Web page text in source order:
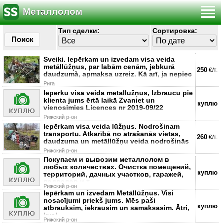
Металлолом
Поиск
Тип сделки: Сортировка:
Sveiki. Iepērkam un izvedam visa veida
metāllūžņus, par labām cenām, jebkurā
daudzumà, apmaksa uzreiz. Kā arī, ja nepiec
Рига
250 €/т.
Ieperku visa veida metallužņus, Izbraucu pie
klienta jums ērtā laikā Zvaniet un
vienosimies Licences nr 2019-09/22
Рижский р-он
куплю
Iepērkam visa veida lūžņus. Nodrošinam
transportu. Atkarībā no atrašanās vietas,
daudzuma un metāllūžņu veida nodrošinās
Рижский р-он
260 €/т.
Покупаем и вывозим металлолом в
любых количествах. Очистка помещений,
территорий, дачных участков, гаражей,
подвалов и т
Рижский р-он
куплю
Iepērkam un izvedam Metāllūžņus. Visi
nosacījumi priekš jums. Mēs paši
atbrauksim, iekrausim un samaksasim. Ātri,
kval
Рижский р-он
куплю